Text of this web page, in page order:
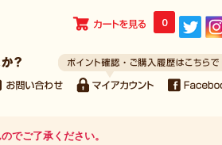
0
でご了承ください。